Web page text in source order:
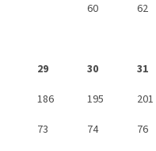
60 62
29 30
31
186 195
201
73 74
76